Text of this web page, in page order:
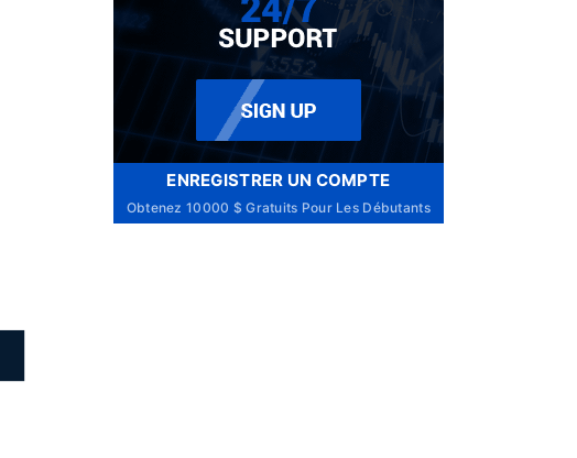
ENREGISTRER UN COMPTE
Obtenez 10000 $ Gratuits Pour Les Débutants